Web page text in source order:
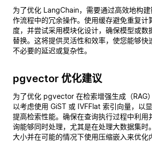
为了优化 LangChain，需要通过高效地构
作流程中的冗余操作。使用缓存避免重复计
度，并尝试采用模块化设计，确保模型或数
替换。这将提供灵活性和效率，使您能够快
不必要的延迟或复杂性。
pgvector 优化建议
为了优化 pgvector 在检索增强生成（RAG
以考虑使用 GiST 或 IVFFlat 索引向量，以
提高检索性能。确保在查询执行过程中利用
询能够同时处理，尤其是在处理大数据集时
大小并在可能的情况下使用压缩嵌入来优化